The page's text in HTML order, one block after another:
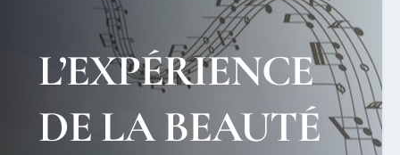
L’EXPÉRIENCE
DE LA BEAUTÉ